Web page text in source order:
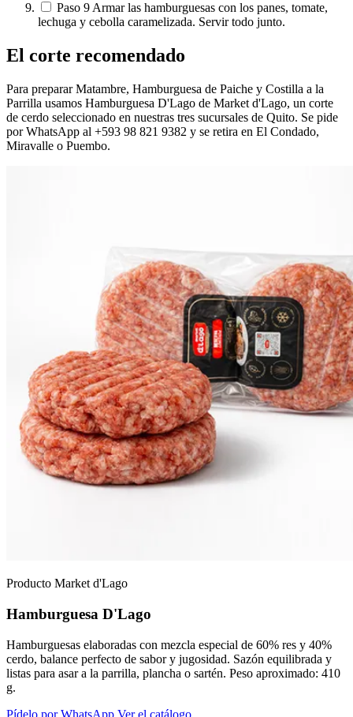
Paso 9 Armar las hamburguesas con los panes, tomate,
lechuga y cebolla caramelizada. Servir todo junto.
El corte recomendado
Para preparar Matambre, Hamburguesa de Paiche y Costilla a la
Parrilla usamos Hamburguesa D'Lago de Market d'Lago, un corte
de cerdo seleccionado en nuestras tres sucursales de Quito. Se pide
por WhatsApp al +593 98 821 9382 y se retira en El Condado,
Miravalle o Puembo.
Producto Market d'Lago
Hamburguesa D'Lago
Hamburguesas elaboradas con mezcla especial de 60% res y 40%
cerdo, balance perfecto de sabor y jugosidad. Sazón equilibrada y
listas para asar a la parrilla, plancha o sartén. Peso aproximado: 410
g.
Pídelo por WhatsApp Ver el catálogo